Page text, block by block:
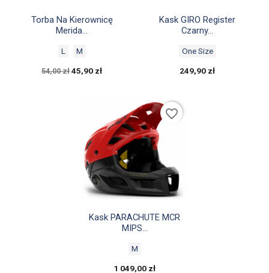
Szybki podgląd
Torba Na Kierownicę
Merida...
L M
54,00 zł 45,90 zł
Szybki podgląd
Kask GIRO Register
Czarny...
One Size
249,90 zł
Szybki podgląd
Kask PARACHUTE MCR
MIPS...
M
1 049,00 zł
favorite_border